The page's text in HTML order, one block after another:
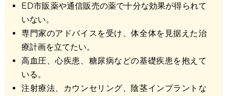
ED市販薬や通信販売の薬で十分な効果が得られて
いない。
専門家のアドバイスを受け、体全体を見据えた治
療計画を立てたい。
高血圧、心疾患、糖尿病などの基礎疾患を抱えて
いる。
注射療法、カウンセリング、陰茎インプラントな